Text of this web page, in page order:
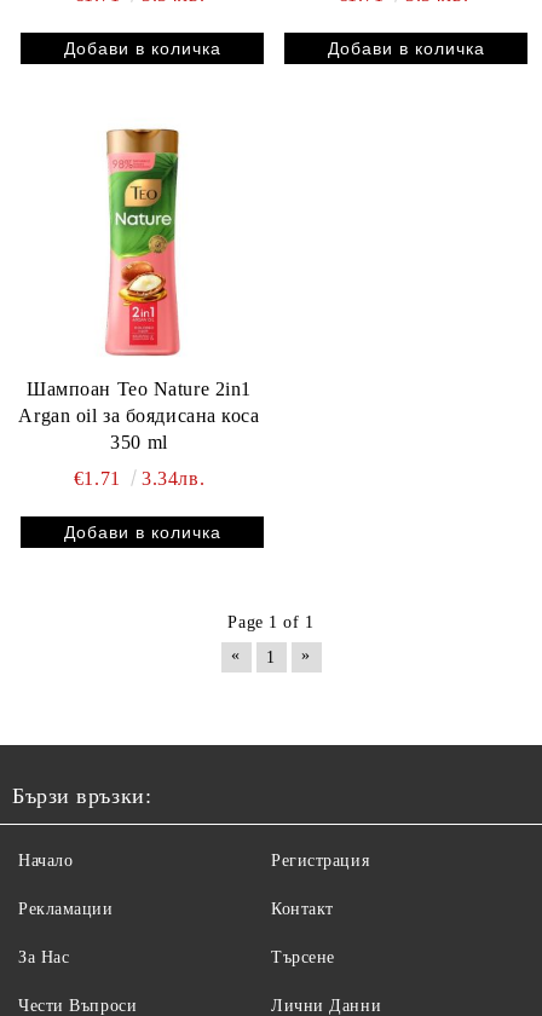
Шампоан Teo Nature 2in1
Argan oil за боядисана коса
350 ml
€1.71
3.34лв.
Page 1 of 1
«
1 »
Бързи връзки:
Начало
Рекламации
За Нас
Чести Въпроси
Регистрация
Контакт
Търсене
Лични Данни